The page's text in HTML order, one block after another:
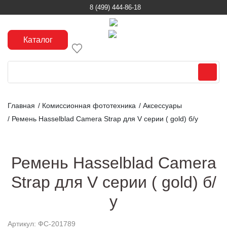
8 (499) 444-86-18
Каталог
Главная / Комиссионная фототехника / Аксессуары
/ Ремень Hasselblad Camera Strap для V серии ( gold) б/у
Ремень Hasselblad Camera
Strap для V серии ( gold) б/
у
Артикул: ФC-201789